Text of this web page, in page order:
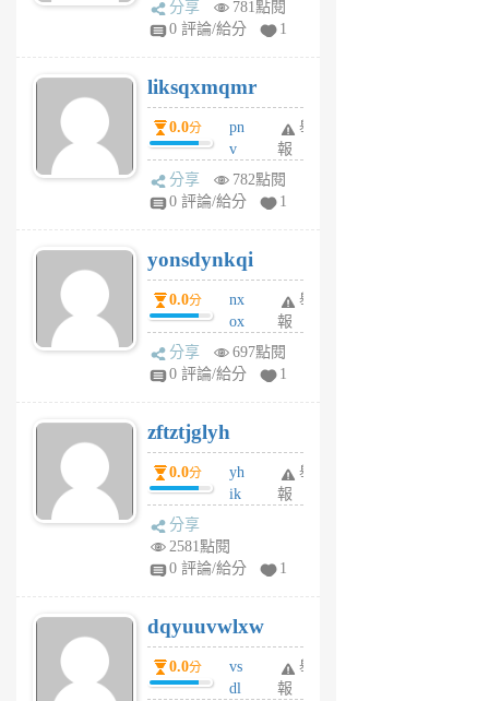
pj
6
個
月
前
分享
781點閱
0 評論/給分
1
liksqxmqmr
0.0分
pn
v
wt
sv
6
個
月
前
舉
報
分享
782點閱
0 評論/給分
1
yonsdynkqi
0.0分
nx
ox
rh
pe
月
前
舉
報
分享
697點閱
0 評論/給分
1
zftztjglyh
0.0分
yh
ik
tu
6
個
月
前
舉
報
分享
2581點閱
0 評論/給分
1
dqyuuvwlxw
0.0分
vs
dl
舉
報